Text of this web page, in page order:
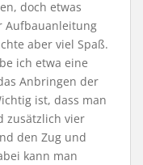
doch etwas
Aufbauanleitung
aber viel Spaß.
ich etwa eine
Anbringen der
ist, dass man
zusätzlich vier
den Zug und
kann man